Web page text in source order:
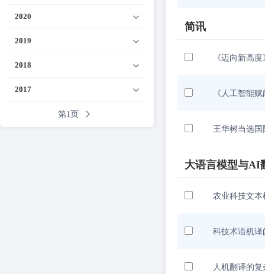
2020
2019
2018
2017
第1页
简讯
《迈向新高
《人工智能
王华树当选
大语言模型与AI
农业科技文
科技术语机
人机翻译的